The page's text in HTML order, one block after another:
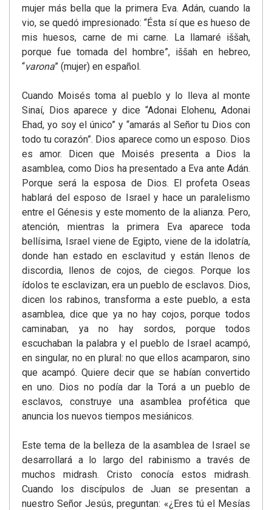
mujer más bella que la primera Eva. Adán, cuando la
vio, se quedó impresionado: “Ésta sí que es hueso de
mis huesos, carne de mi carne. La llamaré iššah,
porque fue tomada del hombre”, iššah en hebreo,
“varona” (mujer) en español.
Cuando Moisés toma al pueblo y lo lleva al monte
Sinaí, Dios aparece y dice “Adonai Elohenu, Adonai
Ehad, yo soy el único” y “amarás al Señor tu Dios con
todo tu corazón”. Dios aparece como un esposo. Dios
es amor. Dicen que Moisés presenta a Dios la
asamblea, como Dios ha presentado a Eva ante Adán.
Porque será la esposa de Dios. El profeta Oseas
hablará del esposo de Israel y hace un paralelismo
entre el Génesis y este momento de la alianza. Pero,
atención, mientras la primera Eva aparece toda
bellísima, Israel viene de Egipto, viene de la idolatría,
donde han estado en esclavitud y están llenos de
discordia, llenos de cojos, de ciegos. Porque los
ídolos te esclavizan, era un pueblo de esclavos. Dios,
dicen los rabinos, transforma a este pueblo, a esta
asamblea, dice que ya no hay cojos, porque todos
caminaban, ya no hay sordos, porque todos
escuchaban la palabra y el pueblo de Israel acampó,
en singular, no en plural: no que ellos acamparon, sino
que acampó. Quiere decir que se habían convertido
en uno. Dios no podía dar la Torá a un pueblo de
esclavos, construye una asamblea profética que
anuncia los nuevos tiempos mesiánicos.
Este tema de la belleza de la asamblea de Israel se
desarrollará a lo largo del rabinismo a través de
muchos midrash. Cristo conocía estos midrash.
Cuando los discípulos de Juan se presentan a
nuestro Señor Jesús, preguntan: «¿Eres tú el Mesías